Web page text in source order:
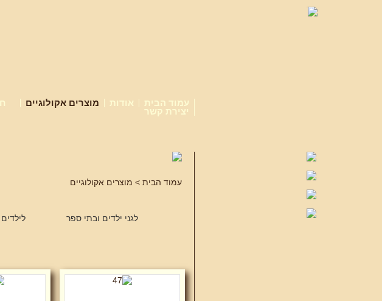
עמוד הבית אודות מוצרים אקולוגיים
יצירת קשר
עמוד הבית > מוצרים אקולוגיים
לגני ילדים ובתי ספר לילדים